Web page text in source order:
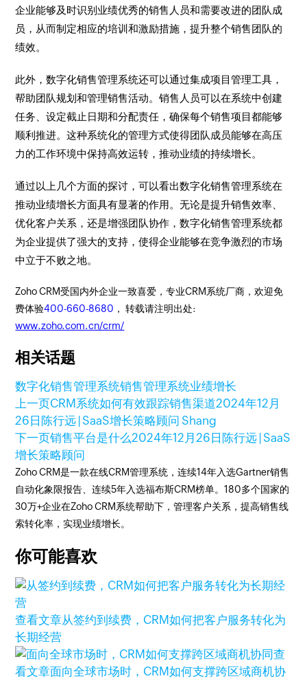
企业能够及时识别业绩优秀的销售人员和需要改进的团队成
员，从而制定相应的培训和激励措施，提升整个销售团队的
绩效。
此外，数字化销售管理系统还可以通过集成项目管理工具，
帮助团队规划和管理销售活动。销售人员可以在系统中创建
任务、设定截止日期和分配责任，确保每个销售项目都能够
顺利推进。这种系统化的管理方式使得团队成员能够在高压
力的工作环境中保持高效运转，推动业绩的持续增长。
通过以上几个方面的探讨，可以看出数字化销售管理系统在
推动业绩增长方面具有显著的作用。无论是提升销售效率、
优化客户关系，还是增强团队协作，数字化销售管理系统都
为企业提供了强大的支持，使得企业能够在竞争激烈的市场
中立于不败之地。
Zoho CRM受国内外企业一致喜爱，专业CRM系统厂商，欢迎免
费体验400-660-8680 ， 转载请注明出处:
www.zoho.com.cn/crm/
相关话题
数字化销售管理系统销售管理系统业绩增长
上一页CRM系统如何有效跟踪销售渠道2024年12月
26日 陈行远 | SaaS增长策略顾问 Shang
下一页销售平台是什么2024年12月26日 陈行远 | SaaS
增长策略顾问
Zoho CRM是一款在线CRM管理系统，连续14年入选Gartner销售
自动化象限报告、连续5年入选福布斯CRM榜单。180多个国家的
30万+企业在Zoho CRM系统帮助下，管理客户关系，提高销售线
索转化率，实现业绩增长。
你可能喜欢
查看文章从签约到续费，CRM如何把客户服务转化为
长期经营
查
看文章面向全球市场时，CRM如何支撑跨区域商机协